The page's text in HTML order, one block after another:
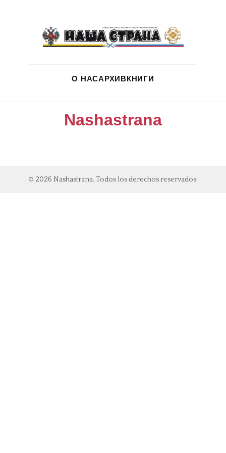
О НАСАРХИВКНИГИ
Nashastrana
© 2026 Nashastrana. Todos los derechos reservados.